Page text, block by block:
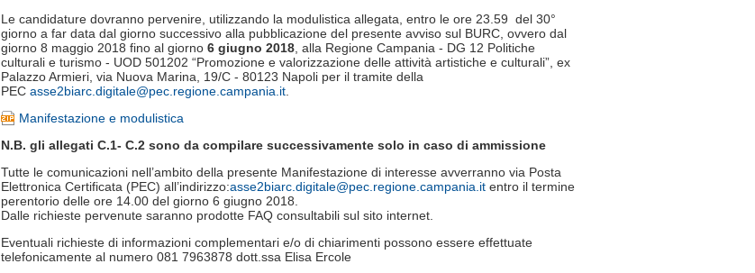
Le candidature dovranno pervenire, utilizzando la modulistica allegata, entro le ore 23.59 del 30°
giorno a far data dal giorno successivo alla pubblicazione del presente avviso sul BURC, ovvero dal
giorno 8 maggio 2018 fino al giorno 6 giugno 2018 , alla Regione Campania - DG 12 Politiche
culturali e turismo - UOD 501202 “Promozione e valorizzazione delle attività artistiche e culturali”, ex
Palazzo Armieri, via Nuova Marina, 19/C - 80123 Napoli per il tramite della
PEC asse2biarc.digitale@pec.regione.campania.it
Manifestazione e modulistica
N.B. gli allegati C.1- C.2 sono da compilare successivamente solo in caso di ammissione
Tutte le comunicazioni nell’ambito della presente Manifestazione di interesse avverranno via Posta
Elettronica Certificata (PEC) all’indirizzo:asse2biarc.digitale@pec.regione.campania.it entro il termine
perentorio delle ore 14.00 del giorno 6 giugno 2018.
Dalle richieste pervenute saranno prodotte FAQ consultabili sul sito internet.
Eventuali richieste di informazioni complementari e/o di chiarimenti possono essere effettuate
telefonicamente al numero 081 7963878 dott.ssa Elisa Ercole